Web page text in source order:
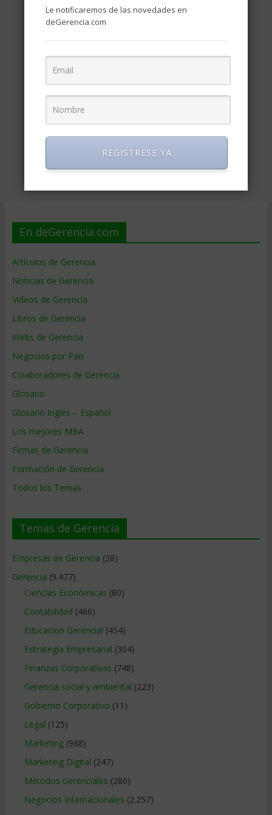
En deGerencia.com
Artículos de Gerencia
Noticias de Gerencia
Videos de Gerencia
Libros de Gerencia
Webs de Gerencia
Negocios por País
Colaboradores de Gerencia
Glosario
Glosario Inglés – Español
Los mejores MBA
Firmas de Gerencia
Formación de Gerencia
Todos los Temas
Temas de Gerencia
Empresas de Gerencia (38)
Gerencia (9.477)
Ciencias Económicas (80)
Contabilidad (466)
Educacion Gerencial (454)
Estrategia Empresarial (304)
Finanzas Corporativas (748)
Gerencia social y ambiental (223)
Gobierno Corporativo (11)
Legal (125)
Marketing(988)
Marketing Digital (247)
Métodos Gerenciales (280)
Negocios Internacionales (2.257)
Le notificaremos de las novedades en
deGerencia.com
REGISTRESE YA